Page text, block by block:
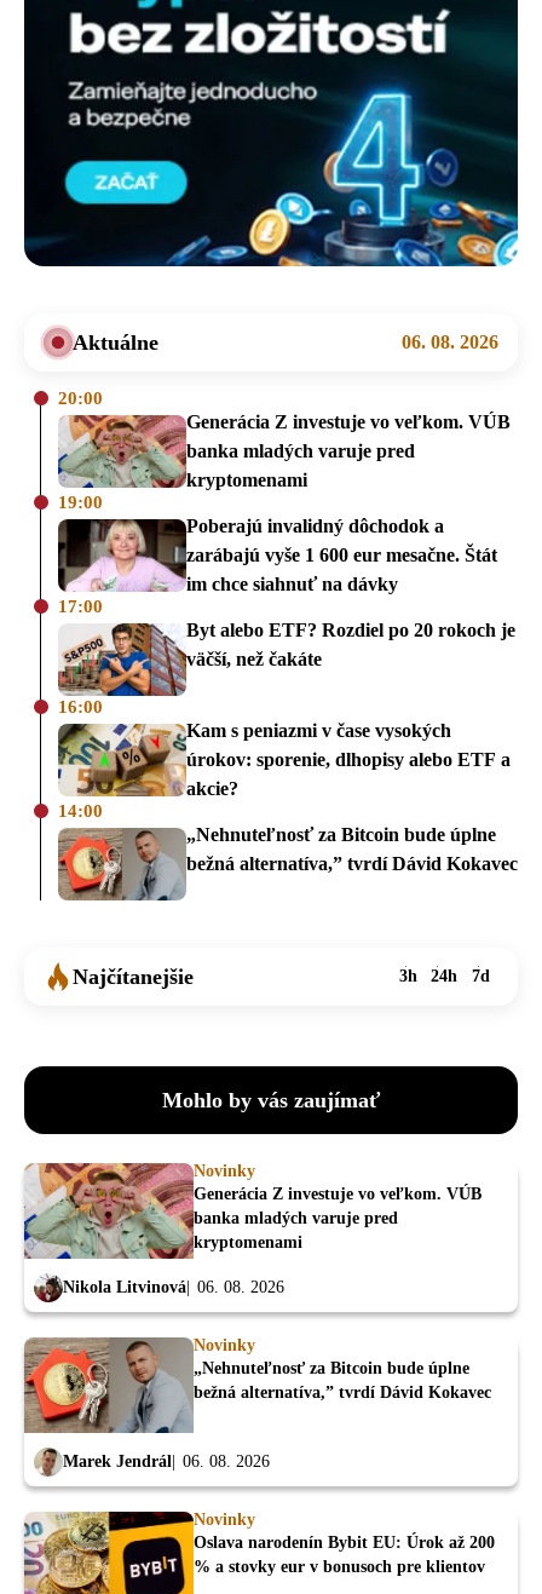
Aktuálne 06. 08. 2026
20:00
Generácia Z investuje vo veľkom. VÚB
banka mladých varuje pred
kryptomenami
19:00
Poberajú invalidný dôchodok a
zarábajú vyše 1 600 eur mesačne. Štát
im chce siahnuť na dávky
17:00
Byt alebo ETF? Rozdiel po 20 rokoch je
väčší, než čakáte
16:00
Kam s peniazmi v čase vysokých
úrokov: sporenie, dlhopisy alebo ETF a
akcie?
14:00
„Nehnuteľnosť za Bitcoin bude úplne
bežná alternatíva,” tvrdí Dávid Kokavec
Najčítanejšie 3h 24h 7d
Mohlo by vás zaujímať
Novinky
Generácia Z investuje vo veľkom. VÚB
banka mladých varuje pred
kryptomenami
Nikola Litvinová 06. 08. 2026
Novinky
„Nehnuteľnosť za Bitcoin bude úplne
bežná alternatíva,” tvrdí Dávid Kokavec
Marek Jendrál 06. 08. 2026
Novinky
Oslava narodenín Bybit EU: Úrok až 200
% a stovky eur v bonusoch pre klientov